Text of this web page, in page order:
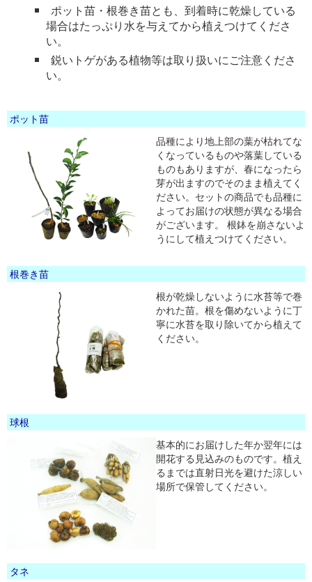
ポット苗・根巻き苗とも、到着時に乾燥している
場合はたっぷり水を与えてから植えつけてくださ
い。
鋭いトゲがある植物等は取り扱いにご注意くださ
い。
ポット苗
品種により地上部の葉が枯れてな
くなっているものや落葉している
ものもありますが、春になったら
芽が出ますのでそのまま植えてく
ださい。セットの商品でも品種に
よってお届けの状態が異なる場合
がございます。 根鉢を崩さないよ
うにして植えつけてください。
根巻き苗
根が乾燥しないように水苔等で巻
かれた苗。根を傷めないように丁
寧に水苔を取り除いてから植えて
ください。
球根
基本的にお届けした年か翌年には
開花する見込みのものです。植え
るまでは直射日光を避けた涼しい
場所で保管してください。
タネ